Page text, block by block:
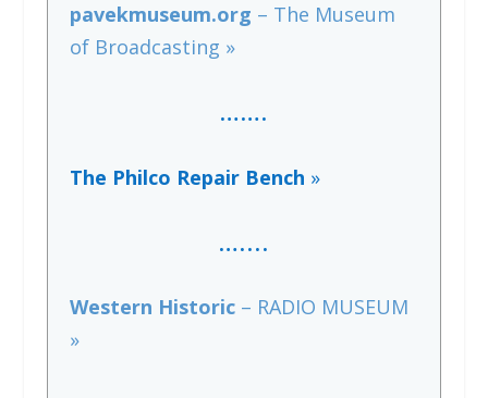
pavekmuseum.org – The Museum
of Broadcasting »
…….
The Philco Repair Bench »
…....
Western Historic– RADIO MUSEUM
»